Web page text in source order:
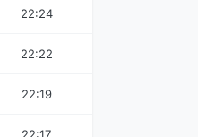
22:24
22:22
22:19